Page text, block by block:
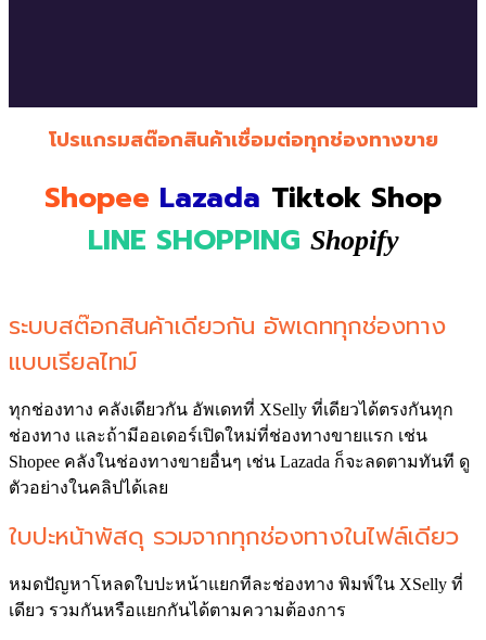
โปรแกรมสต๊อกสินค้าเชื่อมต่อทุกช่องทางขาย
Shopee Lazada Tiktok Shop
LINE SHOPPING Shopify
ระบบสต๊อกสินค้าเดียวกัน อัพเดททุกช่องทาง
แบบเรียลไทม์
ทุกช่องทาง คลังเดียวกัน อัพเดทที่ XSelly ที่เดียวได้ตรงกันทุก
ช่องทาง และถ้ามีออเดอร์เปิดใหม่ที่ช่องทางขายแรก เช่น
Shopee คลังในช่องทางขายอื่นๆ เช่น Lazada ก็จะลดตามทันที ดู
ตัวอย่างในคลิปได้เลย
ใบปะหน้าพัสดุ รวมจากทุกช่องทางในไฟล์เดียว
หมดปัญหาโหลดใบปะหน้าแยกทีละช่องทาง พิมพ์ใน XSelly ที่
เดียว รวมกันหรือแยกกันได้ตามความต้องการ